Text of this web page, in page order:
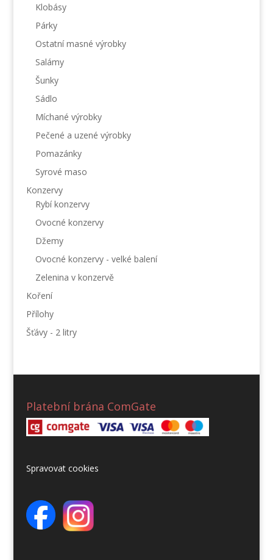
Klobásy
Párky
Ostatní masné výrobky
Salámy
Šunky
Sádlo
Míchané výrobky
Pečené a uzené výrobky
Pomazánky
Syrové maso
Konzervy
Rybí konzervy
Ovocné konzervy
Džemy
Ovocné konzervy - velké balení
Zelenina v konzervě
Koření
Přílohy
Šťávy - 2 litry
Platební brána ComGate
Spravovat cookies